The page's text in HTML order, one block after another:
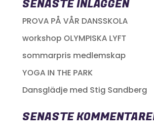
SENASTE INLÄGGEN
PROVA PÅ VÅR DANSSKOLA
workshop OLYMPISKA LYFT
sommarpris medlemskap
YOGA IN THE PARK
Dansglädje med Stig Sandberg
SENASTE